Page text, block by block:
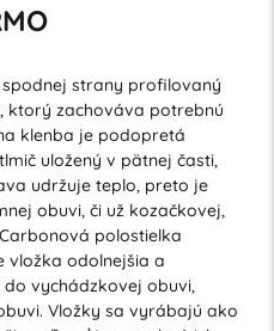
strany profilovaný
ktorý zachováva potrebnú
klenba je podopretá
uložený v pätnej časti,
udržuje teplo, preto je
obuvi, či už kozačkovej,
polostielka
vložka odolnejšia a
vychádzkovej obuvi,
Vložky sa vyrábajú ako